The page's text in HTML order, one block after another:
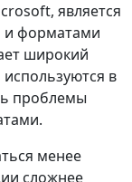
является
и форматами
широкий
в
проблемы
менее
сложнее